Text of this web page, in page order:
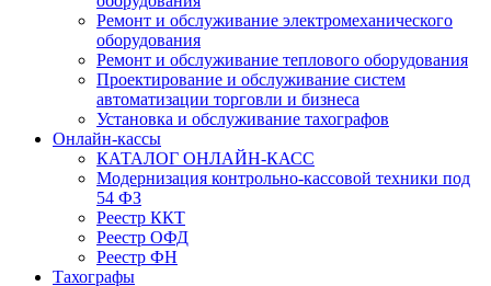
Ремонт и обслуживание электромеханического
оборудования
Ремонт и обслуживание теплового оборудования
Проектирование и обслуживание систем
автоматизации торговли и бизнеса
Установка и обслуживание тахографов
Онлайн-кассы
КАТАЛОГ ОНЛАЙН-КАСС
Модернизация контрольно-кассовой техники под
54 ФЗ
Реестр ККТ
Реестр ОФД
Реестр ФН
Тахографы